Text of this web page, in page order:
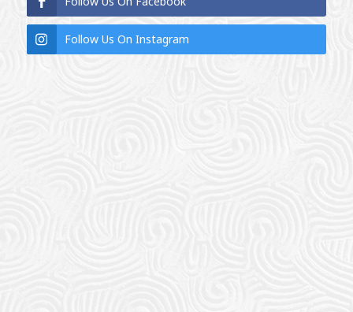
Follow Us On Instagram